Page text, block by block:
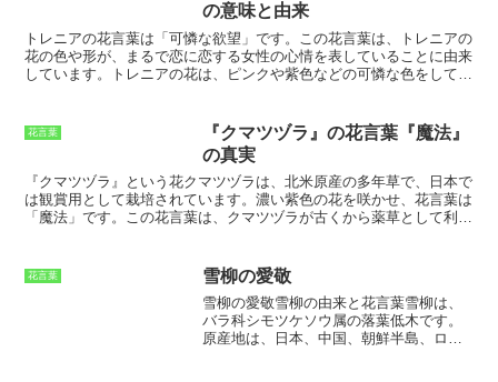
の意味と由来
トレニアの花言葉は「可憐な欲望」です。この花言葉は、トレニアの
花の色や形が、まるで恋に恋する女性の心情を表していることに由来
しています。
トレニアの花は、ピンクや紫色などの可憐な色をしてお
す。また、トレニアの花は、とても小さく、儚げな印象も与えます。
まるで、恋に恋する女性の心情が、はかなく、移ろいやすいものであ
ることを表しているかのようです。
花言葉
『クマツヅラ』の花言葉『魔法』
の真実
『クマツヅラ』という花クマツヅラは、北米原産の多年草で、日本で
は観賞用として栽培されています。濃い紫色の花を咲かせ、花言葉は
「魔法」です。この花言葉は、クマツヅラが古くから薬草として利用
花が夕方から夜にかけて咲くことに由来しています。クマツヅラの花
は、独特の甘い香りを放ち、夜間の昆虫を誘き寄せます。
は、薬草としてだけでなく、食用としても利用されています。クマツ
ヅラの葉や花は、サラダや炒め物などの料理に使用することができま
す。また、クマツヅラの種子から抽出されるオイルは、化粧品や健康
花言葉 雪柳の愛敬
雪柳の愛敬雪柳の由来と花言葉雪柳は、
バラ科シモツケソウ属の落葉低木です。
原産地は、日本、中国、朝鮮半島、ロシ